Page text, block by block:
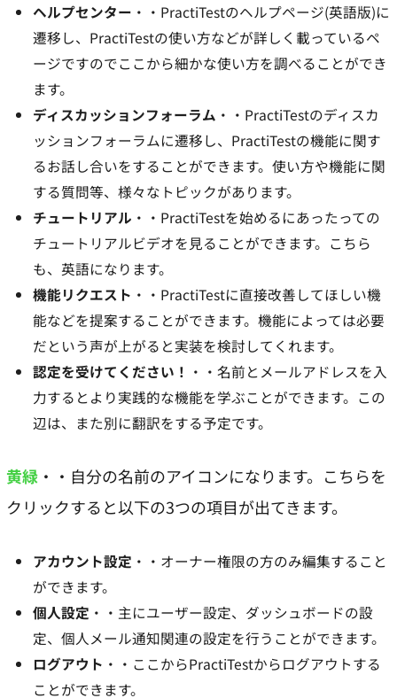
ヘルプセンター ・・PractiTestのヘルプページ(英語版)に
遷移し、PractiTestの使い方などが詳しく載っているペ
ージですのでここから細かな使い方を調べることができ
ます。
ディスカッションフォーラム ・・PractiTestのディスカ
ッションフォーラムに遷移し、PractiTestの機能に関す
るお話し合いをすることができます。使い方や機能に関
する質問等、様々なトピックがあります。
チュートリアル ・・PractiTestを始めるにあったっての
チュートリアルビデオを見ることができます。こちら
も、英語になります。
機能リクエスト ・・PractiTestに直接改善してほしい機
能などを提案することができます。機能によっては必要
だという声が上がると実装を検討してくれます。
認定を受けてください！ ・・名前とメールアドレスを入
力するとより実践的な機能を学ぶことができます。この
辺は、また別に翻訳をする予定です。
黄緑 ・・自分の名前のアイコンになります。こちらを
クリックすると以下の3つの項目が出てきます。
アカウント設定 ・・オーナー権限の方のみ編集すること
ができます。
個人設定 ・・主にユーザー設定、ダッシュボードの設
定、個人メール通知関連の設定を行うことができます。
ログアウト ・・ここからPractiTestからログアウトする
ことができます。